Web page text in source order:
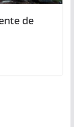
de